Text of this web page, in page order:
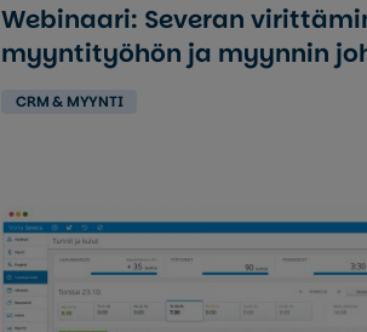
Webinaari: Severan
myyntityöhön ja myynnin
CRM & MYYNTI